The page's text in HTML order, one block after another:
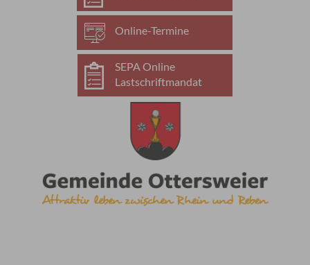
Online-Termine
SEPA Online
Lastschriftmandat